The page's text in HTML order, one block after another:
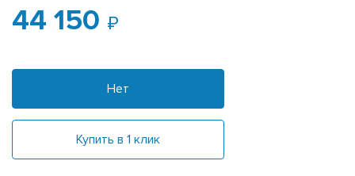
44 150
Нет
Купить в 1 клик